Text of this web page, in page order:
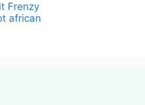
Frenzy
african